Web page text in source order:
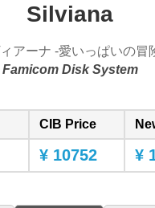
Silviana
アーナ -愛いっぱいの冒
Famicom Disk System
CIB Price
¥ 10752 ¥